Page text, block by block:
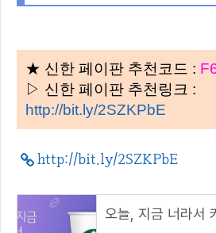
★ 신한 페이판 추천코드 :
▷ 신한 페이판 추천링크 :
http://bit.ly/2SZKPbE
http://bit.ly/2SZKPbE
오늘, 지금 너라서